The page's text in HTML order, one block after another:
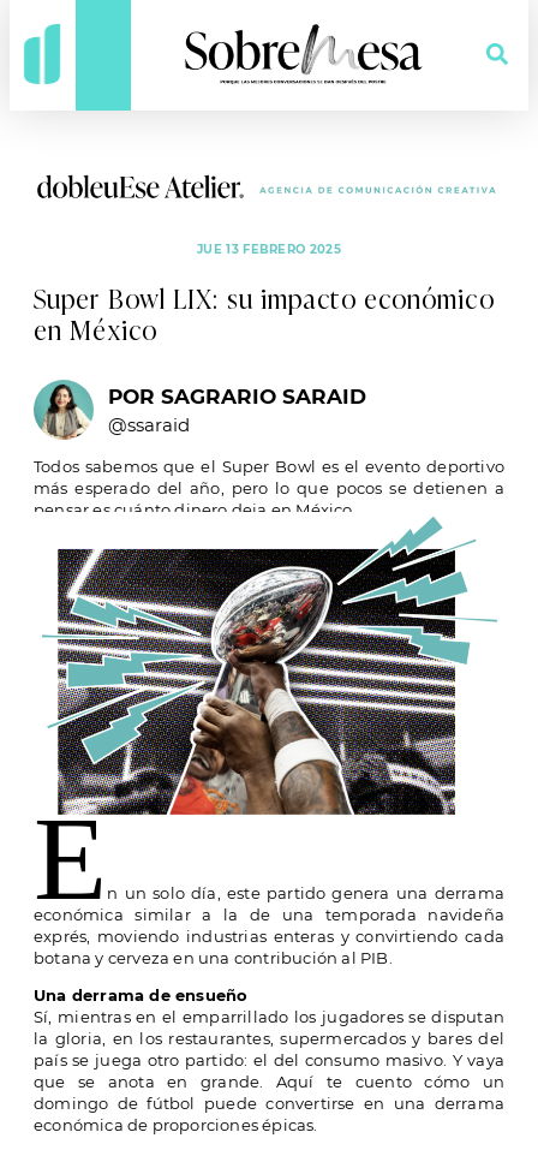
JUE 13 FEBRERO 2025
Super Bowl LIX: su impacto económico
en México
POR SAGRARIO SARAID
@ssaraid
Todos sabemos que el Super Bowl es el evento deportivo
más esperado del año, pero lo que pocos se detienen a
pensar es cuánto dinero deja en México.
En un solo día, este partido genera una derrama
económica similar a la de una temporada navideña
exprés, moviendo industrias enteras y convirtiendo cada
botana y cerveza en una contribución al PIB.
Una derrama de ensueño
Sí, mientras en el emparrillado los jugadores se disputan
la gloria, en los restaurantes, supermercados y bares del
país se juega otro partido: el del consumo masivo. Y vaya
que se anota en grande. Aquí te cuento cómo un
domingo de fútbol puede convertirse en una derrama
económica de proporciones épicas.